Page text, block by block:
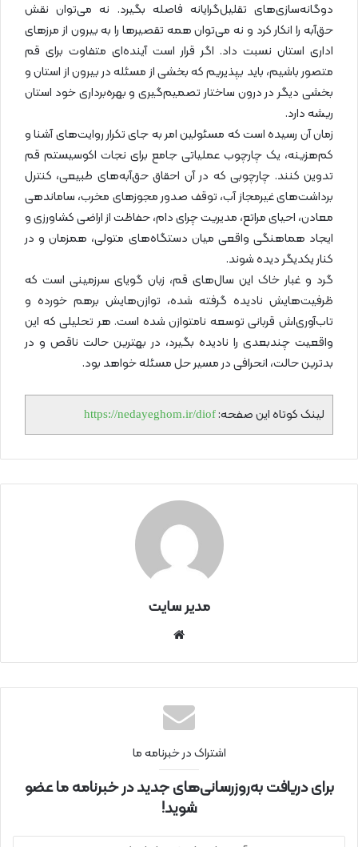
دوگانه‌سازی‌های تقلیل‌گرایانه فاصله بگیرد. نه می‌توان نقش
حق‌آبه را انکار کرد و نه می‌توان همه تقصیرها را به بیرون از مرزهای
اداری استان نسبت داد. اگر قرار است آینده‌ای متفاوت برای قم
متصور باشیم، باید بپذیریم که بخشی از مسئله در بیرون از استان و
بخشی دیگر در درون ساختار تصمیم‌گیری و بهره‌برداری خود استان
ریشه دارد.
زمان آن رسیده است که مسئولین امر به جای تکرار روایت‌های آشنا و
کم‌هزینه، یک چارچوب عملیاتی جامع برای نجات اکوسیستم قم
تدوین کنند. چارچوبی که در آن احقاق حق‌آبه‌های طبیعی، کنترل
برداشت‌های غیرمجاز آب، توقف صدور مجوزهای مخرب، ساماندهی
معادن، احیای مراتع، مدیریت چرای دام، حفاظت از اراضی کشاورزی و
ایجاد هماهنگی واقعی میان دستگاه‌های متولی، همزمان و در
کنار یکدیگر دیده شوند.
گرد و غبار خاک این سال‌های قم، زبان گویای سرزمینی است که
ظرفیت‌هایش نادیده گرفته شده، توازن‌هایش برهم خورده و
تاب‌آوری‌اش قربانی توسعه نامتوازن شده است. هر تحلیلی که این
واقعیت چندبعدی را نادیده بگیرد، در بهترین حالت ناقص و در
بدترین حالت، انحرافی در مسیر حل مسئله خواهد بود.
لینک کوتاه این صفحه: https://nedayeghom.ir/diof
مدیر سایت
نتی
اشتراک در خبرنامه ما
برای دریافت به‌روزرسانی‌های جدید در خبرنامه ما عضو
شوید!